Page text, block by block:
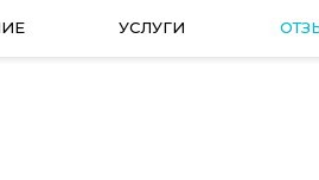
УСЛУГИ